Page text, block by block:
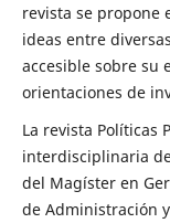
revista se propone
ideas entre
accesible sobre su
orientaciones de
La revista Políticas
interdisciplinaria
del Magíster en
de Administración